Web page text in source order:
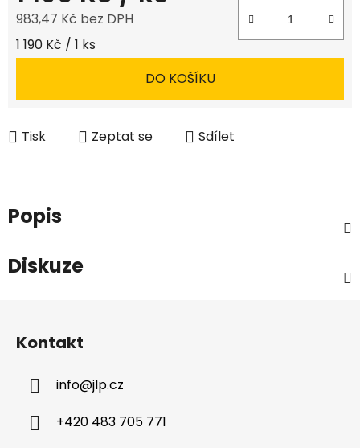
983,47 Kč bez DPH
Měrná cena:
1 190 Kč / 1 ks
DO KOŠÍKU
Tisk Zeptat se Sdílet
Popis
Diskuze
Kontakt
info@jlp.cz
+420 483 705 771